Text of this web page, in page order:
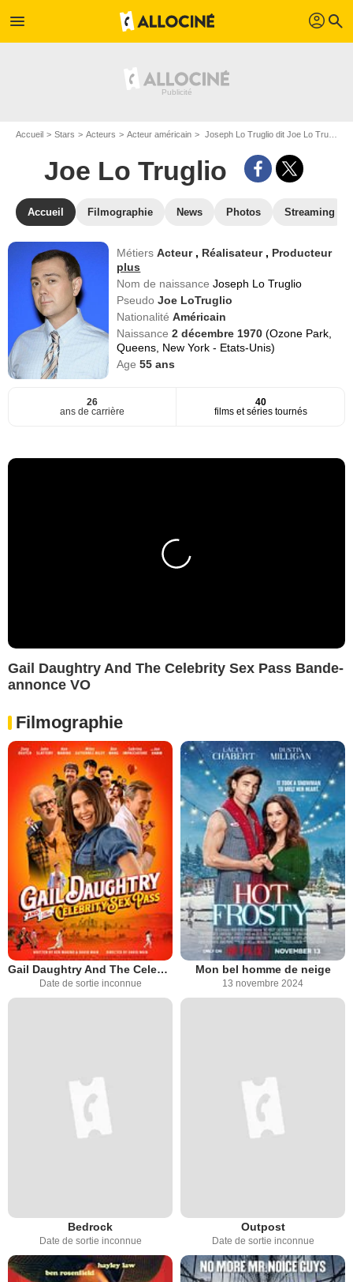
menu profil search
Accueil Stars Acteurs Acteur américain Joseph Lo Truglio dit Joe Lo Truglio
Joe Lo Truglio
Accueil Filmographie News Photos Streaming
MétiersActeur , Réalisateur , Producteur
plus
Nom de naissanceJoseph Lo Truglio
PseudoJoe LoTruglio
NationalitéAméricain
Naissance2 décembre 1970(Ozone Park,
Queens, New York - Etats-Unis)
Age55 ans
26
ans de carrière
40
films et séries tournés
Gail Daughtry And The Celebrity Sex Pass Bande-
annonce VO
Filmographie
Gail Daughtry And The Celebrity Sex Pass
Date de sortie inconnue
Mon bel homme de neige
13 novembre 2024
Bedrock
Date de sortie inconnue
Outpost
Date de sortie inconnue